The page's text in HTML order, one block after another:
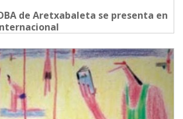
de Aretxabaleta se presenta en